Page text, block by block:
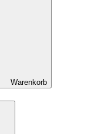
Warenkorb